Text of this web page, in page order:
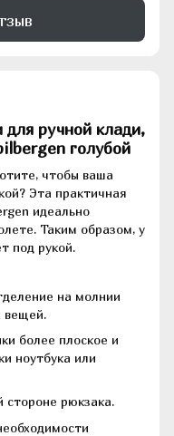
ручной клади,
голубой
чтобы ваша
Эта практичная
идеально
Таким образом, у
под рукой.
на молнии
вещей.
более плоское и
ноутбука или
стороне рюкзака.